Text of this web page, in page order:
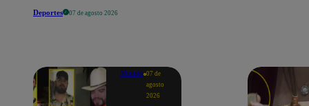
Deportes 07 de agosto 2026
Mundo 07 de
agosto
2026